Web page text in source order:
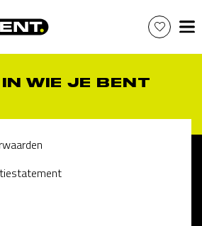
WIE JE BENT